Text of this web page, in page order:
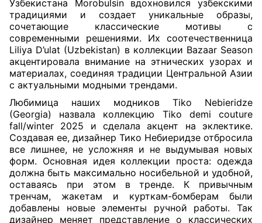
Узбекистана Morobulsin вдохновился узбекскими
традициями и создает уникальные образы,
сочетающие классические мотивы с
современными решениями. Их соотечественница
Liliya D’ulat (Uzbekistan) в коллекции Bazaar Season
акцентировала внимание на этнических узорах и
материалах, соединяя традиции Центральной Азии
с актуальными модными трендами.
Любимица наших модников Tiko Nebieridze
(Georgia) назвала коллекцию Tiko demi couture
fall/winter 2025 и сделала акцент на эклектике.
Создавая ее, дизайнер Тико Небиеридзе отбросила
все лишнее, не усложняя и не выдумывая новых
форм. Основная идея коллекции проста: одежда
должна быть максимально носибельной и удобной,
оставаясь при этом в тренде. К привычным
тренчам, жакетам и курткам-бомберам были
добавлены новые элементы ручной работы. Так
дизайнер меняет представление о классических